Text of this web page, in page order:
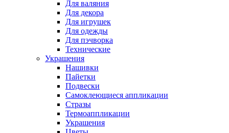
Для валяния
Для декора
Для игрушек
Для одежды
Для пэчворка
Технические
Украшения
Нашивки
Пайетки
Подвески
Самоклеющиеся аппликации
Стразы
Термоаппликации
Украшения